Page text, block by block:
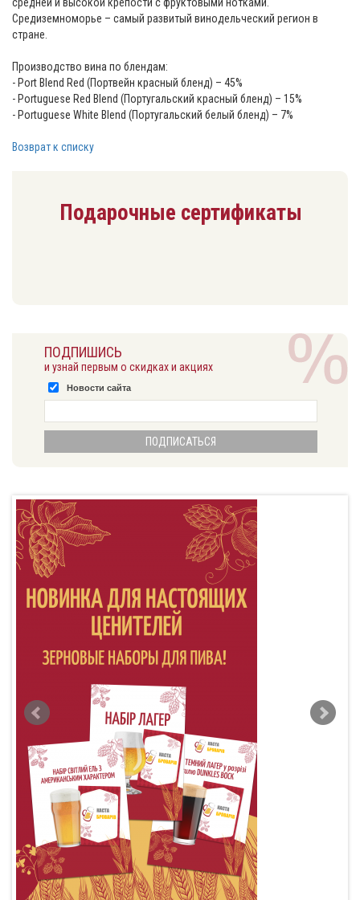
Средиземноморье – самый развитый винодельческий регион в
стране.
Производство вина по блендам:
- Port Blend Red (Портвейн красный бленд) – 45%
- Portuguese Red Blend (Португальский красный бленд) – 15%
- Portuguese White Blend (Португальский белый бленд) – 7%
Возврат к списку
Подарочные сертификаты
ПОДПИШИСЬ
и узнай первым о скидках и акциях
Новости сайта